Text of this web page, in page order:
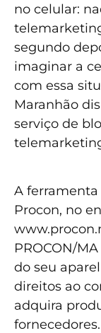
no celular:
segundo
imaginar a
com essa
Maranhão
serviço de
A
Procon, no
PROCON/
do seu
direitos ao
adquira